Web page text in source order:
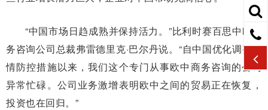
“中国市场日趋成熟并保持活力。”比利时赛百思中欧商
务咨询公司总裁弗雷德里克·巴尔丹说。“自中国优化调整疫
情防控措施以来，我们这个专门从事欧中商务咨询的公司
异常忙碌。公司业务激增表明欧中之间的贸易正在恢复，
投资也在回归。”